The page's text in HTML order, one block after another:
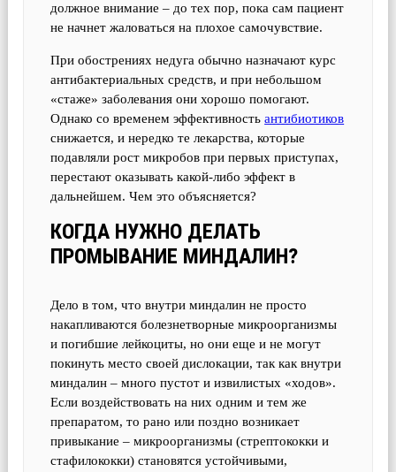
должное внимание – до тех пор, пока сам пациент
не начнет жаловаться на плохое самочувствие.
При обострениях недуга обычно назначают курс
антибактериальных средств, и при небольшом
«стаже» заболевания они хорошо помогают.
Однако со временем эффективностьантибиотиков
снижается, и нередко те лекарства, которые
подавляли рост микробов при первых приступах,
перестают оказывать какой-либо эффект в
дальнейшем. Чем это объясняется?
КОГДА НУЖНО ДЕЛАТЬ
ПРОМЫВАНИЕ МИНДАЛИН?
Дело в том, что внутри миндалин не просто
накапливаются болезнетворные микроорганизмы
и погибшие лейкоциты, но они еще и не могут
покинуть место своей дислокации, так как внутри
миндалин – много пустот и извилистых «ходов».
Если воздействовать на них одним и тем же
препаратом, то рано или поздно возникает
привыкание – микроорганизмы (стрептококки и
стафилококки) становятся устойчивыми,